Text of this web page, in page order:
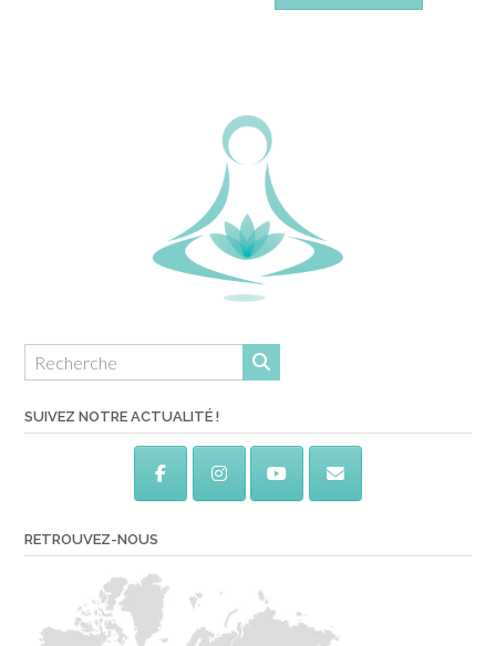
SUIVEZ NOTRE ACTUALITÉ !
RETROUVEZ-NOUS